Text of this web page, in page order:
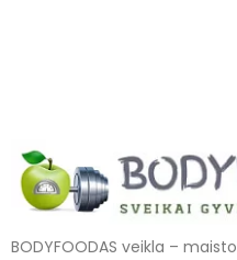
BODYFOODAS veikla –